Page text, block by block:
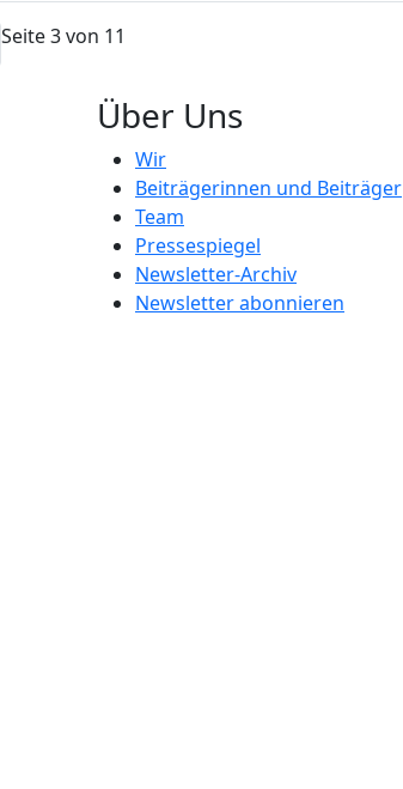
Seite 3 von 11
Über Uns
Wir
Beiträgerinnen und Beiträger
Team
Pressespiegel
Newsletter-Archiv
Newsletter abonnieren